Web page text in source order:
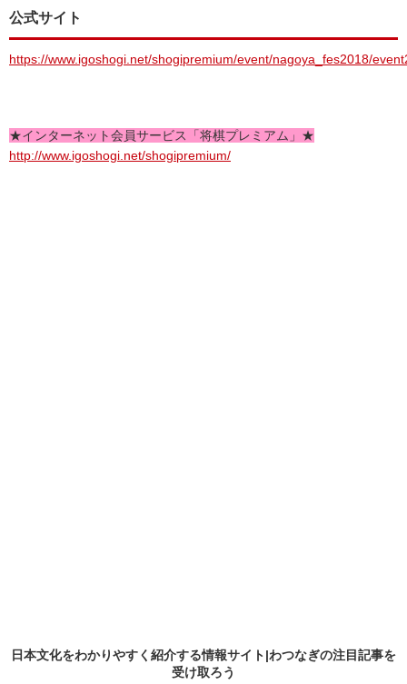
公式サイト
https://www.igoshogi.net/shogipremium/event/nagoya_fes2018/
★インターネット会員サービス「将棋プレミアム」★
http://www.igoshogi.net/shogipremium/
日本文化をわかりやすく紹介する情報サイト|わつなぎの注目記事を
受け取ろう